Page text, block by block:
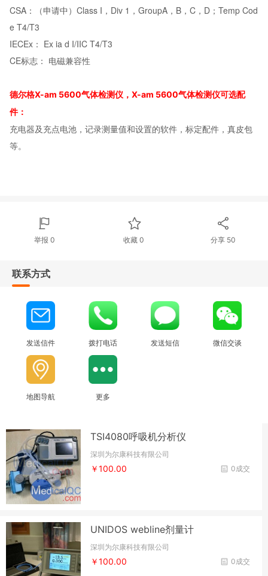
CSA：（申请中）Class I，Div 1，GroupA，B，C，D；Temp Cod
e T4/T3
IECEx： Ex ia d I/IIC T4/T3
CE标志： 电磁兼容性
德尔格X-am 5600气体检测仪，X-am 5600气体检测仪可选配
件：
充电器及充点电池，记录测量值和设置的软件，标定配件，真皮包
等。
举报 0 收藏 0 分享 50
联系方式
发送信件 拨打电话 发送短信 微信交谈
地图导航 更多
TSI4080呼吸机分析仪
深圳为尔康科技有限公司
0成交
￥100.00
UNIDOS webline剂量计
深圳为尔康科技有限公司
0成交
￥100.00